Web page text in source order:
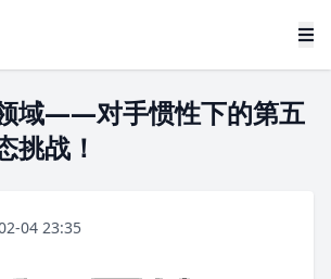
域——对手惯性下的第五
挑战！
04 23:35